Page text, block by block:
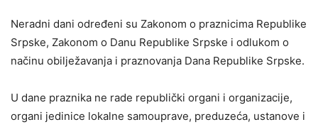
Neradni dani određeni su Zakonom o praznicima Republike
Srpske, Zakonom o Danu Republike Srpske i odlukom o
načinu obilježavanja i praznovanja Dana Republike Srpske.
U dane praznika ne rade republički organi i organizacije,
organi jedinice lokalne samouprave, preduzeća, ustanove i